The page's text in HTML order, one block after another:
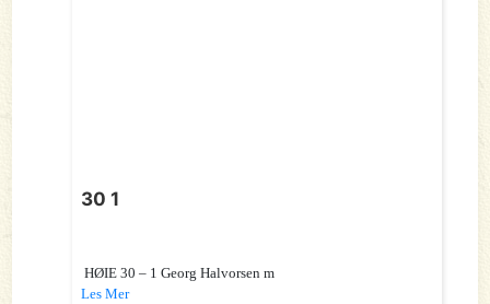
30 1
HØIE 30 – 1 Georg Halvorsen m
Les Mer